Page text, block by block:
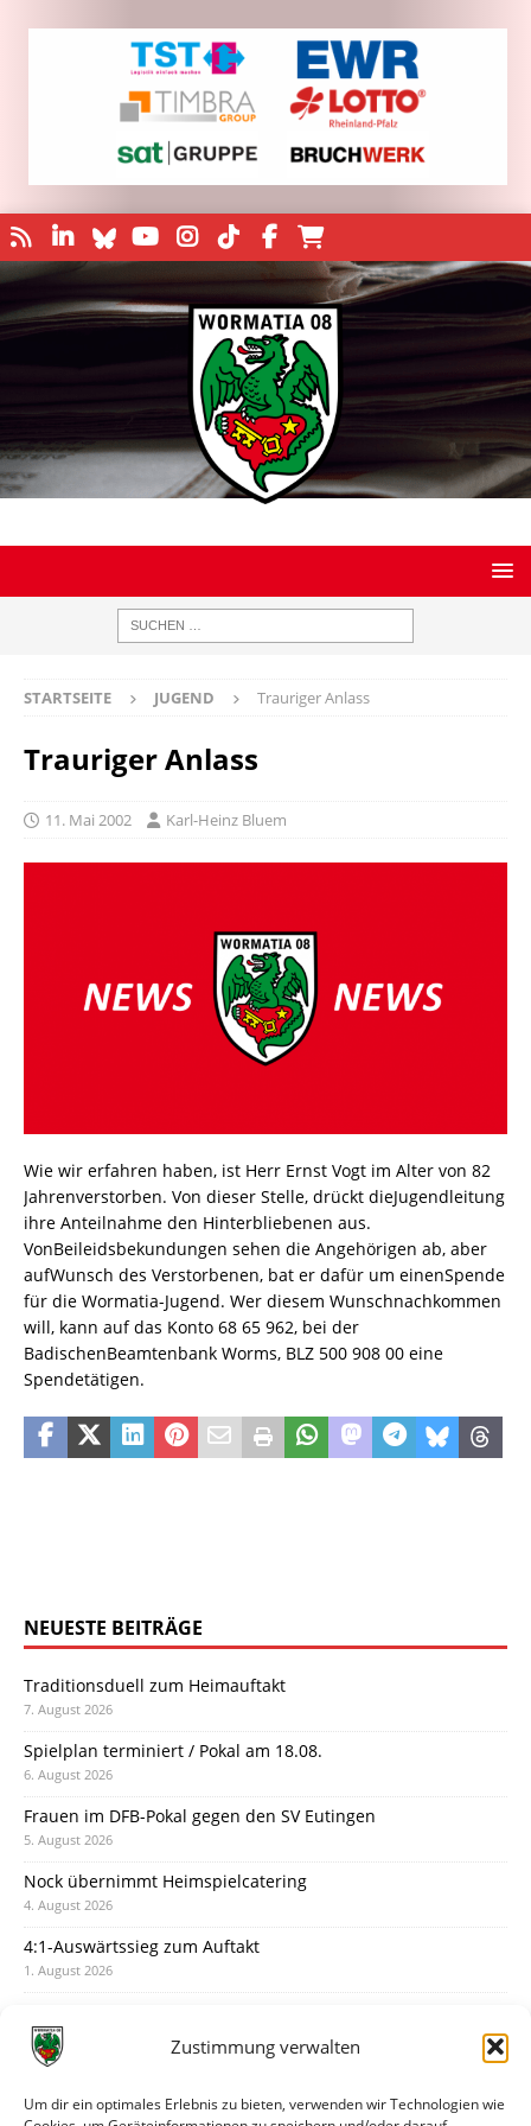
Zustimmung verwalten
Um dir ein optimales Erlebnis zu bieten, verwenden wir Technologien wie
STARTSEITE JUGEND Trauriger Anlass
Trauriger Anlass
11. Mai 2002 Karl-Heinz Bluem
Wie wir erfahren haben, ist Herr Ernst Vogt im Alter von 82
Jahrenverstorben. Von dieser Stelle, drückt dieJugendleitung
ihre Anteilnahme den Hinterbliebenen aus.
VonBeileidsbekundungen sehen die Angehörigen ab, aber
aufWunsch des Verstorbenen, bat er dafür um einenSpende
für die Wormatia-Jugend. Wer diesem Wunschnachkommen
will, kann auf das Konto 68 65 962, bei der
BadischenBeamtenbank Worms, BLZ 500 908 00 eine
Spendetätigen.
NEUESTE BEITRÄGE
Traditionsduell zum Heimauftakt
7. August 2026
Spielplan terminiert / Pokal am 18.08.
6. August 2026
Frauen im DFB-Pokal gegen den SV Eutingen
5. August 2026
Nock übernimmt Heimspielcatering
4. August 2026
4:1-Auswärtssieg zum Auftakt
1. August 2026
31. Juli 2026
30. Juli 2026